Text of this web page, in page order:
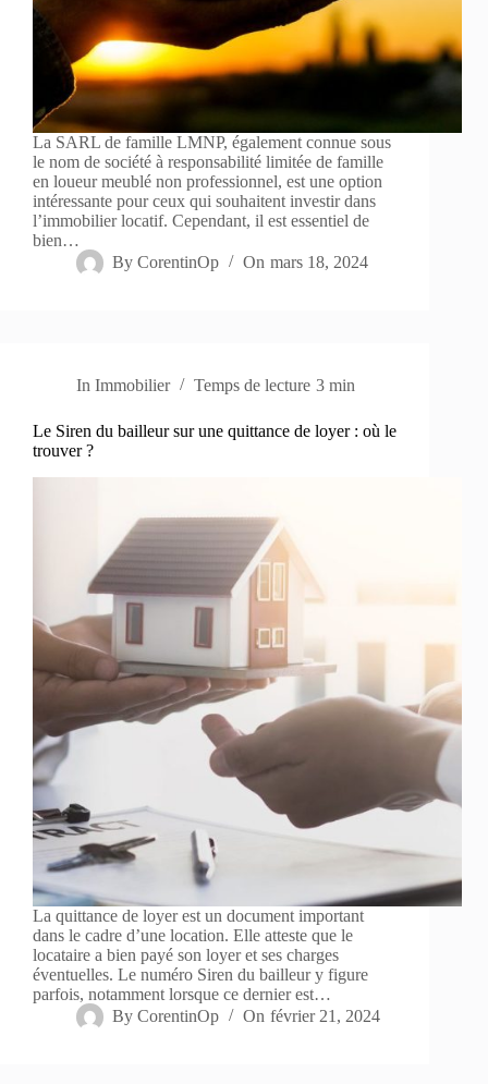
La SARL de famille LMNP, également connue sous
le nom de société à responsabilité limitée de famille
en loueur meublé non professionnel, est une option
intéressante pour ceux qui souhaitent investir dans
l’immobilier locatif. Cependant, il est essentiel de
bien…
By CorentinOp On mars 18, 2024
In Immobilier Temps de lecture 3 min
Le Siren du bailleur sur une quittance de loyer : où le
trouver ?
La quittance de loyer est un document important
dans le cadre d’une location. Elle atteste que le
locataire a bien payé son loyer et ses charges
éventuelles. Le numéro Siren du bailleur y figure
parfois, notamment lorsque ce dernier est…
By CorentinOp On février 21, 2024